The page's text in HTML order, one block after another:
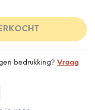
bedrukking? Vraag